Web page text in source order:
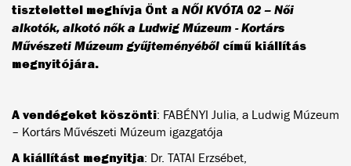
tisztelettel meghívja Önt a NŐI KVÓTA 02 – Női
alkotók, alkotó nők a Ludwig Múzeum - Kortárs
Művészeti Múzeum gyűjteményéből című kiállítás
megnyitójára.
A vendégeket köszönti: FABÉNYI Julia, a Ludwig Múzeum
– Kortárs Művészeti Múzeum igazgatója
A kiállítást megnyitja: Dr. TATAI Erzsébet,